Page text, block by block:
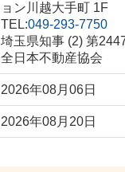
ョン川越大手町 1F
TEL:049-293-7750
埼玉県知事 (2) 第
全日本不動産協会
2026年08月06日
2026年08月20日